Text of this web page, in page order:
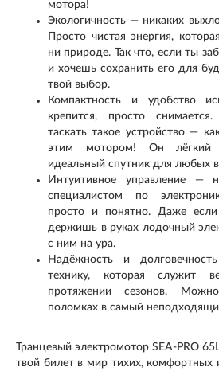
мотора!
Экологичность — никаких
Просто чистая энергия,
ни природе. Так что, если ты
и хочешь сохранить его для
твой выбор.
Компактность и удобство
крепится, просто
таскать такое устройство —
этим мотором! Он
идеальный спутник для любых
Интуитивное управление —
специалистом по
просто и понятно. Даже
держишь в руках лодочный
с ним на ура.
Надёжность и
технику, которая служит
протяжении сезонов.
поломках в самый
Транцевый электромотор SEA-PRO
твой билет в мир тихих,